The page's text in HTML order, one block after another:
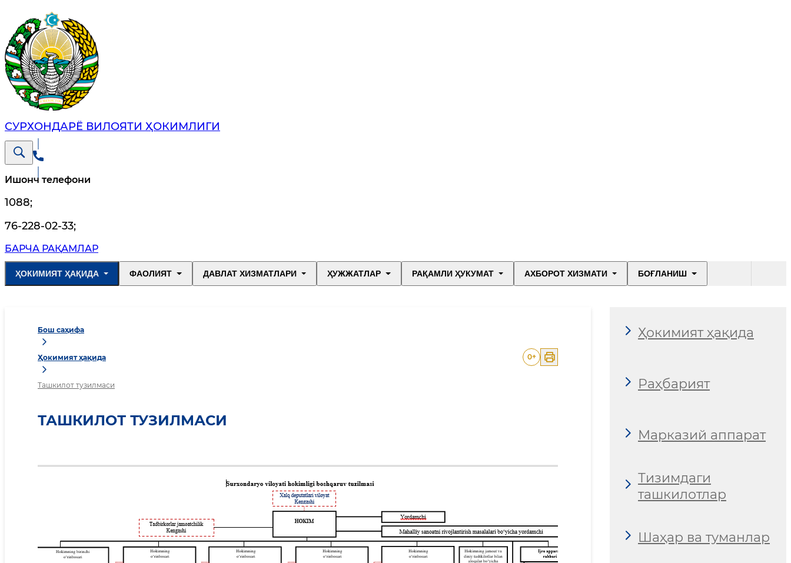
СУРХОНДАРЁ ВИЛОЯТИ ҲОКИМЛИГИ
Ишонч телефони
1088;
76-228-02-33;
БАРЧА РАҚАМЛАР
ҲОКИМИЯТ ҲАҚИДА ФАОЛИЯТ ДАВЛАТ ХИЗМАТЛАРИ ҲУЖЖАТЛАР РАҚАМЛИ ҲУКУМАТ АХБОРОТ ХИЗМАТИ БОҒЛАНИШ
Бош саҳифа
Ҳокимият ҳақида
Ташкилот тузилмаси
0+
ТАШКИЛОТ ТУЗИЛМАСИ
Ҳокимият ҳақида
Раҳбарият
Марказий аппарат
Тизимдаги
ташкилотлар
Шаҳар ва туманлар